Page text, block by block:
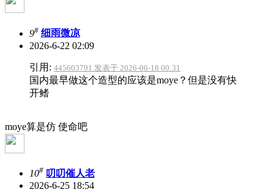
9# 细雨微凉
2026-6-22 02:09
引用: 445603791 发表于 2026-06-18 00:31
国内最早做这个造型的应该是moye？但是没有快
开鳍
moye算是仿 使命吧
10# 叨叨催人老
2026-6-25 18:54